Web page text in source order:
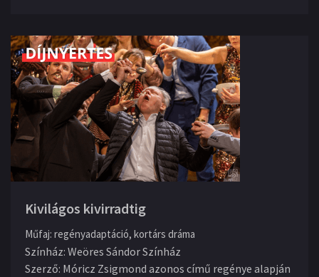
Kivilágos kivirradtig
Műfaj: regényadaptáció, kortárs dráma
Színház: Weöres Sándor Színház
Szerző: Móricz Zsigmond azonos című regénye alapján